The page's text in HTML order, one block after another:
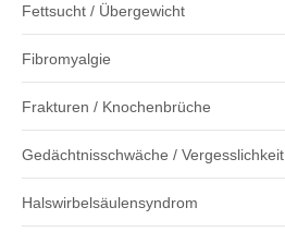
Fettsucht / Übergewicht
Fibromyalgie
Frakturen / Knochenbrüche
Gedächtnisschwäche / Vergesslichkeit
Halswirbelsäulensyndrom